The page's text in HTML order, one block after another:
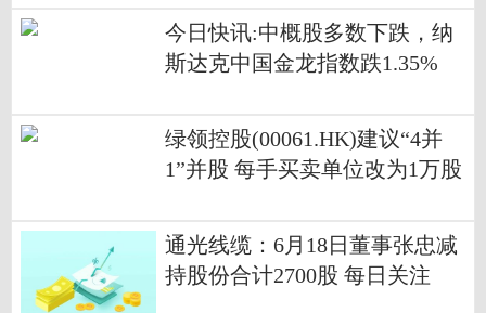
今日快讯:中概股多数下跌，纳
斯达克中国金龙指数跌1.35%
绿领控股(00061.HK)建议“4并
1”并股 每手买卖单位改为1万股
通光线缆：6月18日董事张忠减
持股份合计2700股 每日关注